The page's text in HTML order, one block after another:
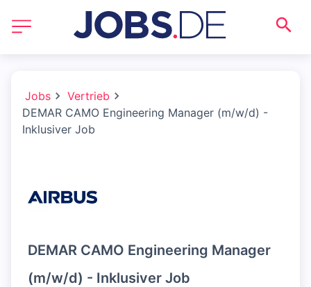
Jobs
Vertrieb
DEMAR CAMO Engineering Manager (m/w/d) -
Inklusiver Job
DEMAR CAMO Engineering Manager
(m/w/d) - Inklusiver Job